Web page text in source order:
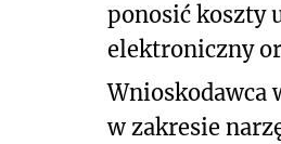
ponosić koszty
elektroniczny
Wnioskodawca
w zakresie